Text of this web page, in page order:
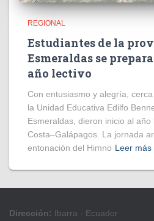
REGIONAL
Estudiantes de la
Esmeraldas se
año lectivo
Con entusiasmo y alegría,
la Unidad Educativa Edilfo
Esmeraldas, dieron inicio al
Costa–Galápagos. La jornada
entonación del Himno Leer más
Dirección: Ibarra - Ecuador